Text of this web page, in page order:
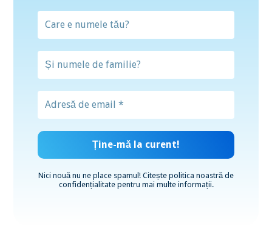
Nici nouă nu ne place spamul! Citește politica noastră de
confidențialitatepentru mai multe informații.